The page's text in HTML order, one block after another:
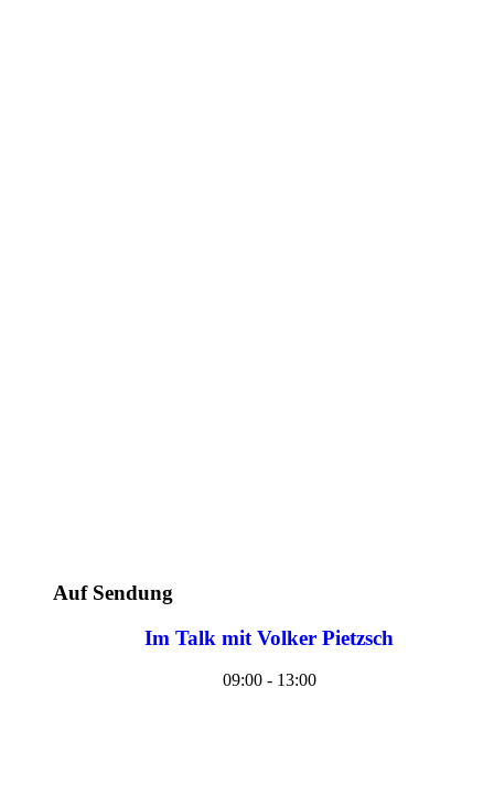
Auf Sendung
Im Talk mit Volker Pietzsch
09:00 - 13:00